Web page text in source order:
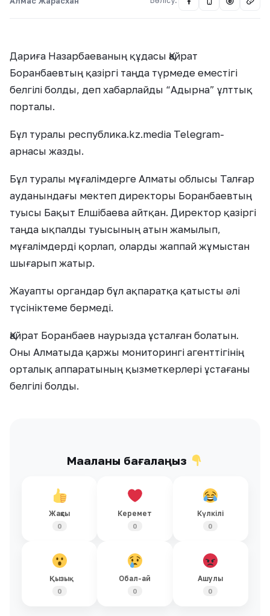
Дариға Назарбаеваның құдасы Қайрат
Боранбаевтың қазіргі таңда түрмеде еместігі
белгілі болды, деп хабарлайды “Адырна” ұлттық
порталы.
Бұл туралы республика.kz.media Telegram-
арнасы жазды.
Бұл туралы мұғалімдерге Алматы облысы Талғар
ауданындағы мектеп директоры Боранбаевтың
туысы Бақыт Елшібаева айтқан. Директор қазіргі
таңда ықпалды туысының атын жамылып,
мұғалімдерді қорлап, оларды жаппай жұмыстан
шығарып жатыр.
Жауапты органдар бұл ақпаратқа қатысты әлі
түсініктеме бермеді.
Қайрат Боранбаев наурызда ұсталған болатын.
Оны Алматыда қаржы мониторингі агенттігінің
орталық аппаратының қызметкерлері ұстағаны
белгілі болды.
Мақаланы бағалаңыз
Жақсы
0
Керемет
0
Күлкілі
0
Қызық
0
Обал-ай
0
Ашулы
0